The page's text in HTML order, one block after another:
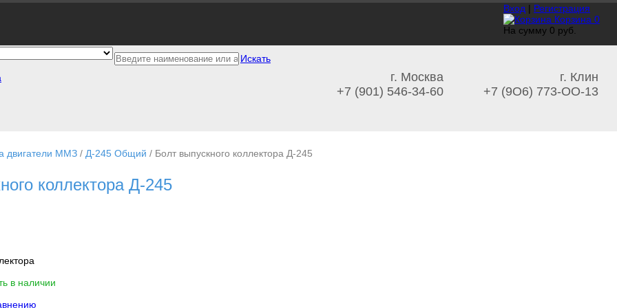
Вход | Регистрация
Корзина 0
На сумму 0 руб.
Искать
г. Москва
+7 (901) 546-34-60
г. Клин
+7 (9O6) 773-OO-13
двигатели ММЗ / Д-245 Общий / Болт выпускного коллектора Д-245
коллектора Д-245
в наличии